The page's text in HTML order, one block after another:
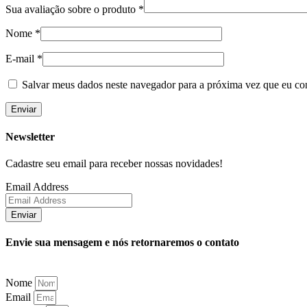
Sua avaliação sobre o produto *
Nome *
E-mail *
Salvar meus dados neste navegador para a próxima vez que eu
Newsletter
Cadastre seu email para receber nossas novidades!
Email Address
Enviar
Envie sua mensagem e nós retornaremos o contato
Nome
Email